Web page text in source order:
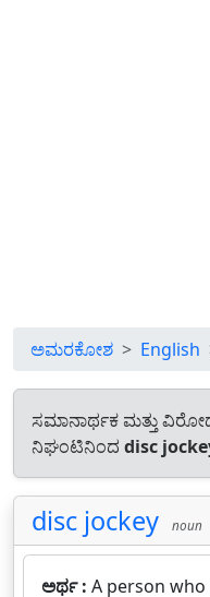
ಅಮರಕೋಶ English
ಸಮಾನಾರ್ಥಕ ಮತ್ತು
ನಿಘಂಟಿನಿಂದ disc
disc jockey noun
ಅರ್ಥ : A person